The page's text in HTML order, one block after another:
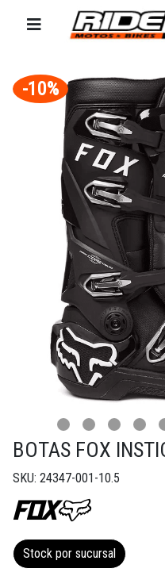
-10%
BOTAS FOX
SKU: 24347-001-10.5
Stock por sucursal